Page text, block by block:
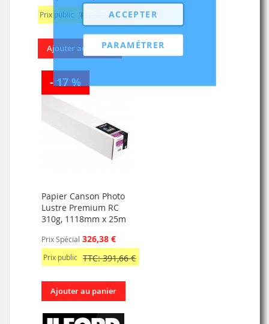
ACCEPTER
PARAMÉTRER
Prix public TTC: 652,84 €
Ajouter au panier
- 17 %
Papier Canson Photo
Lustre Premium RC
310g, 1118mm x 25m
Prix Spécial 326,38 €
Prix public TTC: 391,66 €
Ajouter au panier